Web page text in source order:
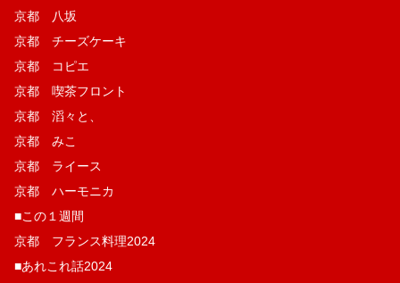
京都 八坂
京都 チーズケーキ
京都 コピエ
京都 喫茶フロント
京都 滔々と、
京都 みこ
京都 ライース
京都 ハーモニカ
■この１週間
京都 フランス料理2024
■あれこれ話2024